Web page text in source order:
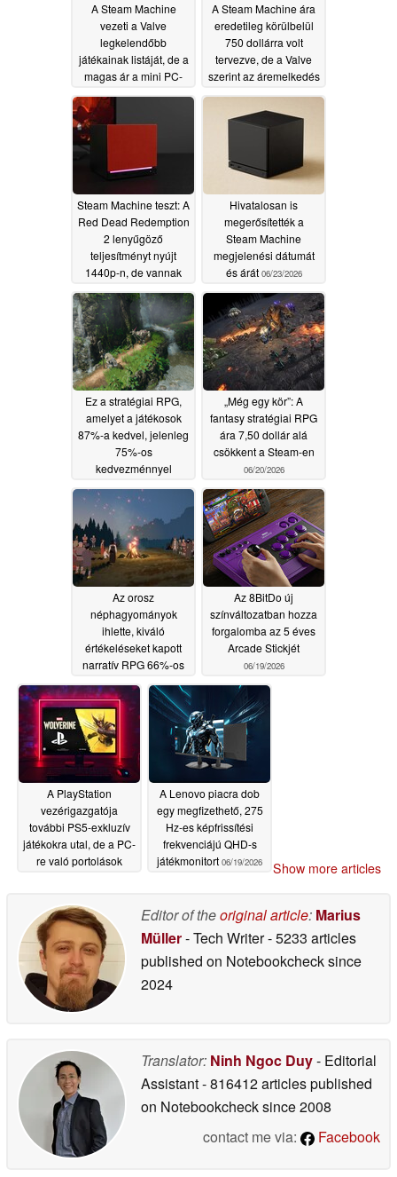
A Steam Machine
vezeti a Valve
legkelendőbb
játékainak listáját, de a
magas ár a mini PC-
nek kedvez07/03/2026
A Steam Machine ára
eredetileg körülbelül
750 dollárra volt
tervezve, de a Valve
szerint az áremelkedés
mértéke hasonló volt a
Steam Deck esetében
tapasztaltakhoz
Steam Machine teszt: A
Red Dead Redemption
2 lenyűgöző
teljesítményt nyújt
1440p-n, de vannak
kompromisszumok
06/23/2026
Hivatalosan is
megerősítették a
Steam Machine
megjelenési dátumát
és árát 06/23/2026
Ez a stratégiai RPG,
amelyet a játékosok
87%-a kedvel, jelenleg
75%-os
kedvezménnyel
kapható a Steam-en
06/22/2026
„Még egy kör”: A
fantasy stratégiai RPG
ára 7,50 dollár alá
csökkent a Steam-en
06/20/2026
Az orosz
néphagyományok
ihlette, kiváló
értékeléseket kapott
narratív RPG 66%-os
kedvezménnyel
kapható a Steam-en
06/19/2026
Az 8BitDo új
színváltozatban hozza
forgalomba az 5 éves
Arcade Stickjét
06/19/2026
A PlayStation
vezérigazgatója
további PS5-exkluzív
játékokra utal, de a PC-
re való portolások
A Lenovo piacra dob
egy megfizethető, 275
Hz-es képfrissítési
frekvenciájú QHD-s
játékmonitort 06/19/2026 Show more articles
Editor of theoriginal article: Marius
Müller- Tech Writer- 5233 articles
published on Notebookchecksince
2024
Translator: Ninh Ngoc Duy- Editorial
Assistant- 816412 articles published
on Notebookchecksince 2008
contact me via:
Facebook